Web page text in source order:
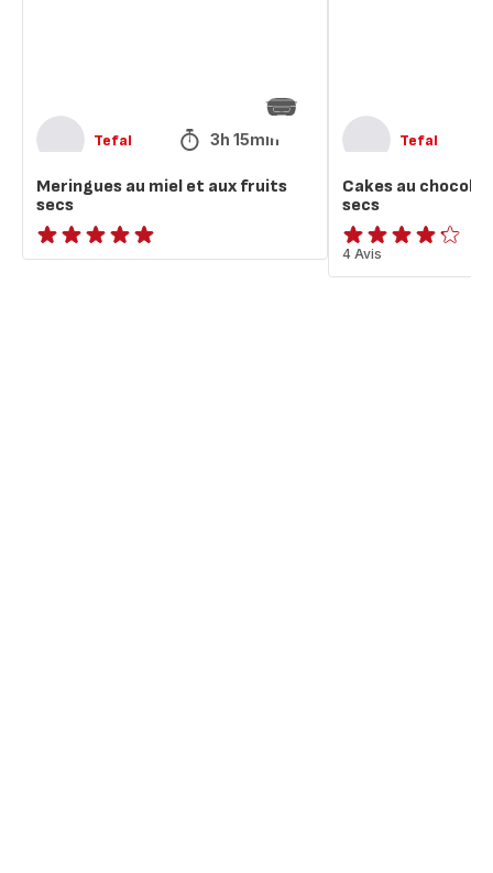
Tefal 3h 15min
Meringues au miel et aux fruits
secs
ratings.NaN
Tefal
Cakes au
secs
ratings.4.2
4 Avis